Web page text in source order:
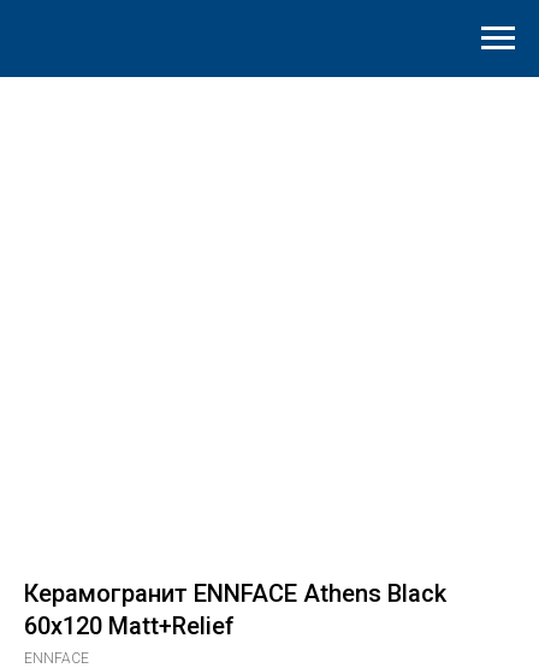
Керамогранит ENNFACE Athens Black
60х120 Matt+Relief
ENNFACE